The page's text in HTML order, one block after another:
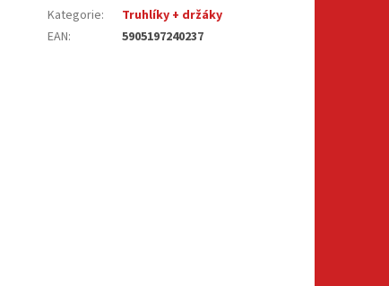
Kategorie:
Truhlíky + držáky
EAN: 5905197240237